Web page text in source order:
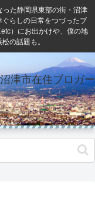
った静岡県東部の街・沼津
らしの日常をつづったブ
）にお出かけや、僕の地
の話題も。
津市在住ブロガー